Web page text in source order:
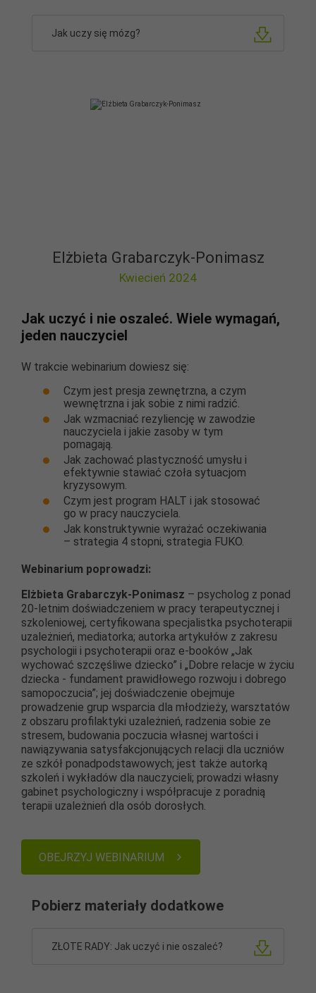
Jak uczy się mózg?
Elżbieta Grabarczyk-Ponimasz
Kwiecień 2024
Jak uczyć i nie oszaleć. Wiele wymagań,
jeden nauczyciel
W trakcie webinarium dowiesz się:
Czym jest presja zewnętrzna, a czym
wewnętrzna i jak sobie z nimi radzić.
Jak wzmacniać rezyliencję w zawodzie
nauczyciela i jakie zasoby w tym
pomagają.
Jak zachować plastyczność umysłu i
efektywnie stawiać czoła sytuacjom
kryzysowym.
Czym jest program HALT i jak stosować
go w pracy nauczyciela.
Jak konstruktywnie wyrażać oczekiwania
– strategia 4 stopni, strategia FUKO.
Webinarium poprowadzi:
Elżbieta Grabarczyk-Ponimasz – psycholog z ponad
20-letnim doświadczeniem w pracy terapeutycznej i
szkoleniowej, certyfikowana specjalistka psychoterapii
uzależnień, mediatorka; autorka artykułów z zakresu
psychologii i psychoterapii oraz e-booków „Jak
wychować szczęśliwe dziecko” i „Dobre relacje w życiu
dziecka - fundament prawidłowego rozwoju i dobrego
samopoczucia”; jej doświadczenie obejmuje
prowadzenie grup wsparcia dla młodzieży, warsztatów
z obszaru profilaktyki uzależnień, radzenia sobie ze
stresem, budowania poczucia własnej wartości i
nawiązywania satysfakcjonujących relacji dla uczniów
ze szkół ponadpodstawowych; jest także autorką
szkoleń i wykładów dla nauczycieli; prowadzi własny
gabinet psychologiczny i współpracuje z poradnią
terapii uzależnień dla osób dorosłych.
OBEJRZYJ WEBINARIUM
Pobierz materiały dodatkowe
ZŁOTE RADY: Jak uczyć i nie oszaleć?